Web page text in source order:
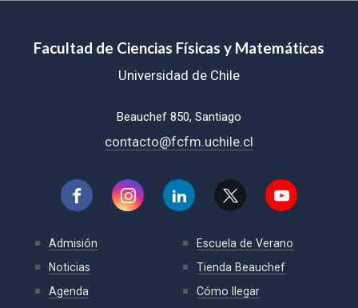
Facultad de Ciencias Físicas y Matemáticas
Universidad de Chile
Beauchef 850, Santiago
contacto@fcfm.uchile.cl
Admisión
Noticias
Agenda
Escuela de Verano
Tienda Beauchef
Cómo llegar